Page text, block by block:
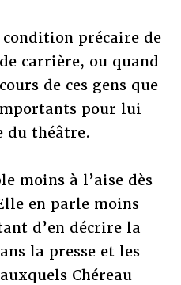
précaire de
carrière, ou quand
de ces gens que
pour lui
du théâtre.
moins à l’aise dès
en parle moins
d’en décrire la
la presse et les
Chéreau